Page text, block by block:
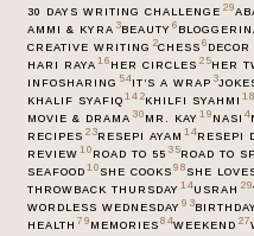
30 DAYS WRITING CHALLENGE 29
AMMI & KYRA 3BEAUTY 6
CREATIVE WRITING 2CHESS 6
HARI RAYA 16 HER CIRCLES 25HER
INFOSHARING 54IT’S A WRAP 3
KHALIF SYAFIQ 142KHILFI SYAHMI
MOVIE & DRAMA 30 MR. KAY 19 NASI 4
RECIPES 23RESEPI AYAM 14RESEPI
REVIEW 10 ROAD TO 55 35ROAD TO
SEAFOOD 10 SHE COOKS 98 SHE
THROWBACK THURSDAY 14USRAH 29
WORDLESS WEDNESDAY 93BIRTHDAY
HEALTH 79 MEMORIES 84WEEKEND 27